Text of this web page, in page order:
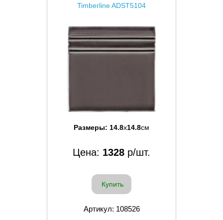
Timberline ADST5104
Размеры: 14.8x14.8см
Цена: 1328 р/шт.
Купить
Артикул: 108526